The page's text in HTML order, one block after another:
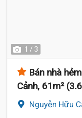
1 / 3
Bán nhà
Cảnh, 61m²
Nguyễn Hữu